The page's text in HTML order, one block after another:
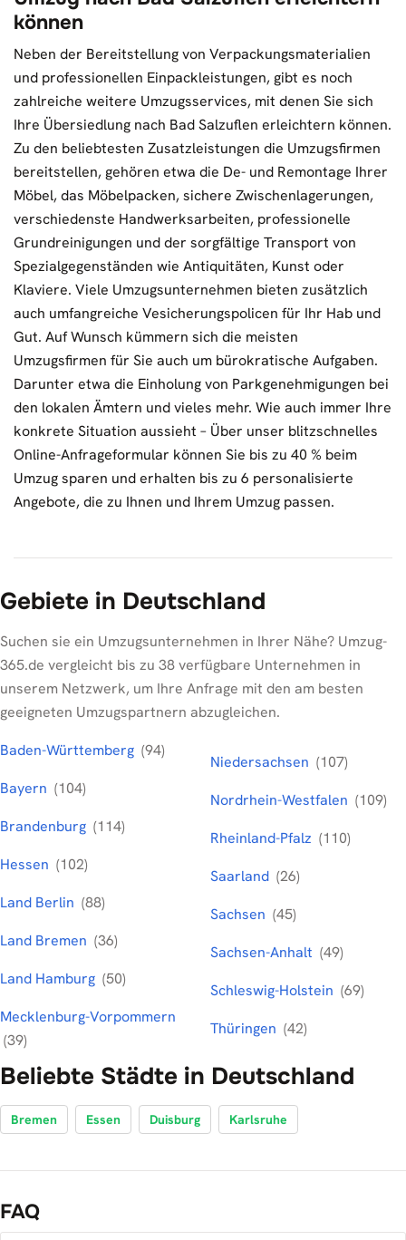
können
Neben der Bereitstellung von Verpackungsmaterialien
und professionellen Einpackleistungen, gibt es noch
zahlreiche weitere Umzugsservices, mit denen Sie sich
Ihre Übersiedlung nach Bad Salzuflen erleichtern können.
Zu den beliebtesten Zusatzleistungen die Umzugsfirmen
bereitstellen, gehören etwa die De- und Remontage Ihrer
Möbel, das Möbelpacken, sichere Zwischenlagerungen,
verschiedenste Handwerksarbeiten, professionelle
Grundreinigungen und der sorgfältige Transport von
Spezialgegenständen wie Antiquitäten, Kunst oder
Klaviere. Viele Umzugsunternehmen bieten zusätzlich
auch umfangreiche Vesicherungspolicen für Ihr Hab und
Gut. Auf Wunsch kümmern sich die meisten
Umzugsfirmen für Sie auch um bürokratische Aufgaben.
Darunter etwa die Einholung von Parkgenehmigungen bei
den lokalen Ämtern und vieles mehr. Wie auch immer Ihre
konkrete Situation aussieht – Über unser blitzschnelles
Online-Anfrageformular können Sie bis zu 40 % beim
Umzug sparen und erhalten bis zu 6 personalisierte
Angebote, die zu Ihnen und Ihrem Umzug passen.
Gebiete in Deutschland
Suchen sie ein Umzugsunternehmen in Ihrer Nähe? Umzug-
365.de vergleicht bis zu 38 verfügbare Unternehmen in
unserem Netzwerk, um Ihre Anfrage mit den am besten
geeigneten Umzugspartnern abzugleichen.
Baden-Württemberg (94)
Bayern (104)
Brandenburg (114)
Hessen (102)
Land Berlin (88)
Land Bremen (36)
Land Hamburg (50)
Mecklenburg-Vorpommern
(39)
Niedersachsen (107)
Nordrhein-Westfalen (109)
Rheinland-Pfalz (110)
Saarland (26)
Sachsen (45)
Sachsen-Anhalt (49)
Schleswig-Holstein (69)
Thüringen (42)
Beliebte Städte in Deutschland
Bremen Essen Duisburg Karlsruhe
FAQ